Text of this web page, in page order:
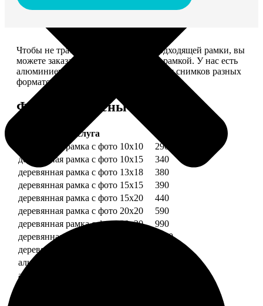
Чтобы не тратить время на поиск подходящей рамки, вы
можете заказать печать фото сразу с рамкой. У нас есть
алюминиевые и деревянные рамки для снимков разных
форматов.
Форматы и цены
Услуга
деревянная рамка с фото 10х10
290
деревянная рамка с фото 10х15
340
деревянная рамка с фото 13х18
380
деревянная рамка с фото 15х15
390
деревянная рамка с фото 15х20
440
деревянная рамка с фото 20х20
590
деревянная рамка с фото 20х30
990
деревянная рамка с фото 30х30
1190
деревянная рамка с фото 30х40
алюминиевая рамка с фото 10х15
алюминиевая рамка с фото 20х30